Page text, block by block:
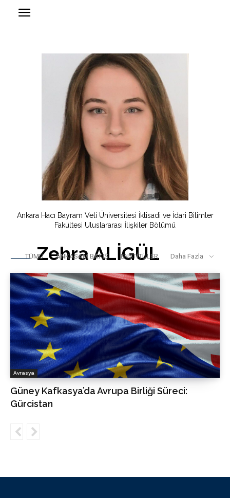
Ankara Hacı Bayram Veli Üniversitesi İktisadi ve İdari Bilimler
Fakültesi Uluslararası İlişkiler Bölümü
Zehra ALİGÜL
TÜMÜ ANKASAM BAKIŞ ENSTİTÜLER Daha Fazla
Avrasya
Güney Kafkasya’da Avrupa Birliği Süreci:
Gürcistan